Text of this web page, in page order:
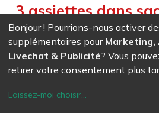
3 assiettes dans
plastique 2 parties
jaune / bleu / vert
24,000
EAN7611847018610
Bonjour ! Pourrions-nous activer
supplémentaires pour Marketing,
Livechat & Publicité? Vous
retirer votre consentement plus
Laissez-moi choisir...